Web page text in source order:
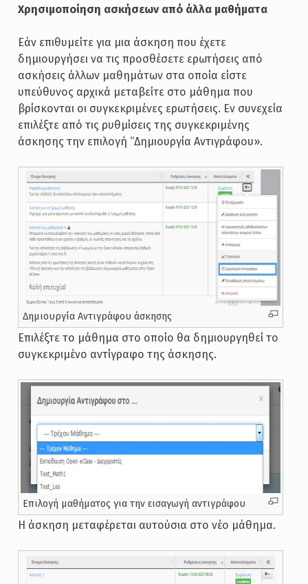
Χρησιμοποίηση ασκήσεων από άλλα μαθήματα
Εάν επιθυμείτε για μια άσκηση που έχετε
δημιουργήσει να τις προσθέσετε ερωτήσεις από
ασκήσεις άλλων μαθημάτων στα οποία είστε
υπεύθυνος αρχικά μεταβείτε στο μάθημα που
βρίσκονται οι συγκεκριμένες ερωτήσεις. Εν συνεχεία
επιλέξτε από τις ρυθμίσεις της συγκεκριμένης
άσκησης την επιλογή “Δημιουργία Αντιγράφου».
Δημιουργία Αντιγράφου άσκησης
Επιλέξτε το μάθημα στο οποίο θα δημιουργηθεί το
συγκεκριμένο αντίγραφο της άσκησης.
Επιλογή μαθήματος για την εισαγωγή αντιγράφου
Η άσκηση μεταφέρεται αυτούσια στο νέο μάθημα.